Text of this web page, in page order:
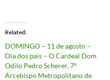
Related
DOMINGO – 11 de agosto –
Dia dos pais – O Cardeal Dom
Odilo Pedro Scherer, 7º
Arcebispo Metropolitano de